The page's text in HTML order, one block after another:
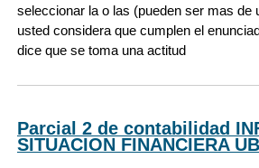
seleccionar la o las (pueden ser mas de
usted considera que cumplen el
dice que se toma una actitud
Parcial 2 de contabilidad
SITUACION FINANCIERA